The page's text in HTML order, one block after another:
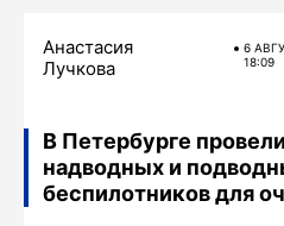
Анастасия
Лучкова
6
18:09
В Петербурге
надводных и
беспилотников для